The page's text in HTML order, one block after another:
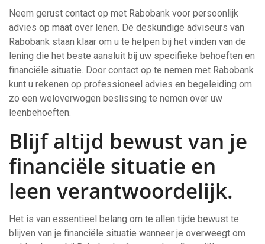
Neem gerust contact op met Rabobank voor persoonlijk
advies op maat over lenen. De deskundige adviseurs van
Rabobank staan klaar om u te helpen bij het vinden van de
lening die het beste aansluit bij uw specifieke behoeften en
financiële situatie. Door contact op te nemen met Rabobank
kunt u rekenen op professioneel advies en begeleiding om
zo een weloverwogen beslissing te nemen over uw
leenbehoeften.
Blijf altijd bewust van je
financiële situatie en
leen verantwoordelijk.
Het is van essentieel belang om te allen tijde bewust te
blijven van je financiële situatie wanneer je overweegt om